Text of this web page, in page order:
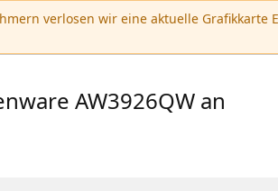
verlosen wir eine aktuelle Grafikkarte
AW3926QW an